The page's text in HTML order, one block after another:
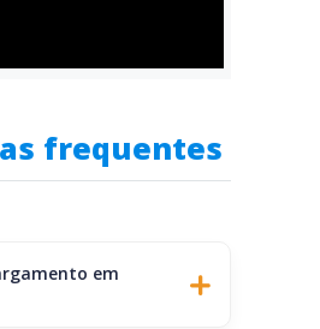
frequentes
em